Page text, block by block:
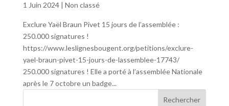
1 Juin 2024| Non classé
Exclure Yaël Braun Pivet 15 jours de l’assemblée :
250.000 signatures !
https://www.leslignesbougent.org/petitions/exclure-
yael-braun-pivet-15-jours-de-lassemblee-17743/
250.000 signatures ! Elle a porté à l’assemblée Nationale
après le 7 octobre un badge...